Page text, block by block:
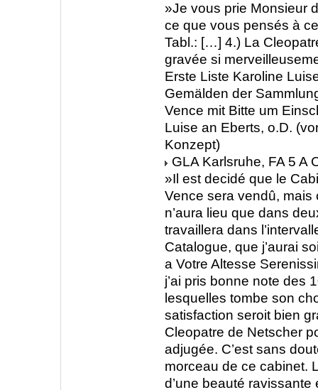
»Je vous prie Monsieur
ce que vous pensés à
Tabl.: […] 4.) La
gravée si
Erste Liste Karoline
Gemälden der
Vence mit Bitte um
Luise an Eberts, o.D.
Konzept)
GLA Karlsruhe, FA 5 A
»Il est decidé que le
Vence sera vendû, mais
n’aura lieu que dans
travaillera dans
Catalogue, que j’aurai
a Votre Altesse
j’ai pris bonne note des
lesquelles tombe son
satisfaction seroit bien
Cleopatre de Netscher
adjugée. C’est sans
morceau de ce cabinet.
d’une beauté